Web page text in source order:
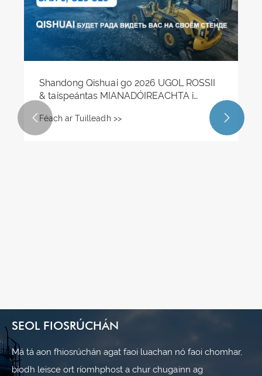
Shandong Qishuai go 2026 UGOL ROSSII
& taispeántas MIANADÓIREACHTA i
Novokuznetsk, an Rúis！
Féach ar Tuilleadh >>
 
SEOL FIOSRÚCHÁN
Má tá aon fhiosrúchán agat faoi luachan nó faoi chomhar,
bíodh leisce ort ríomhphost a chur chugainn ag